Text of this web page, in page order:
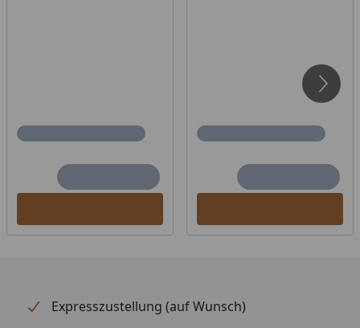
Wandbohlen werden durch
Schrauben und Stecken
miteinander verbunden
Bohlenstärke: 38 mm
CNC gefräste Bohlen für
Passgenauigkeit
Umbauter Raum
4,25 m³
Expresszustellung (auf Wunsch)